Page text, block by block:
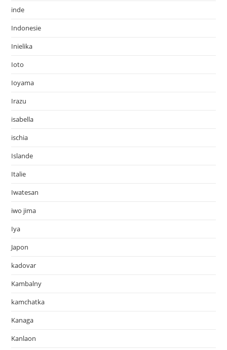
inde
Indonesie
Inielika
Ioto
Ioyama
Irazu
isabella
ischia
Islande
Italie
Iwatesan
iwo jima
Iya
Japon
kadovar
Kambalny
kamchatka
Kanaga
Kanlaon